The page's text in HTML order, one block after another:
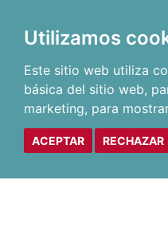
Utilizamos
Este sitio web utiliza
básica del sitio web,
marketing, para
ACEPTAR RECHAZAR